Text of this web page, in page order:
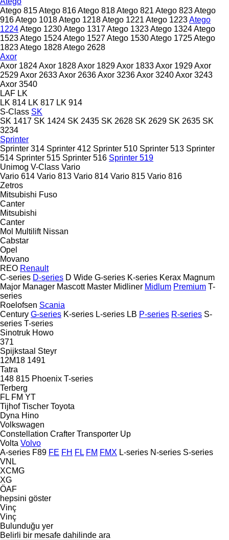
Atego 815Atego 816Atego 818Atego 821 Atego 823Atego
916Atego 1018Atego 1218Atego 1221 Atego 1223Atego
1224Atego 1230Atego 1317Atego 1323Atego 1324Atego
1523Atego 1524Atego 1527Atego 1530Atego 1725Atego
1823Atego 1828Atego 2628
Axor
Axor 1824Axor 1828Axor 1829Axor 1833Axor 1929Axor
2529Axor 2633Axor 2636Axor 3236Axor 3240Axor 3243
Axor 3540
LAF LK
LK 814 LK 817 LK 914
S-Class SK
SK 1417 SK 1424 SK 2435 SK 2628 SK 2629 SK 2635 SK
3234
Sprinter
Sprinter 314 Sprinter 412 Sprinter 510 Sprinter 513 Sprinter
514 Sprinter 515 Sprinter 516 Sprinter 519
Unimog V-Class Vario
Vario 614 Vario 813 Vario 814 Vario 815 Vario 816
Zetros
Mitsubishi Fuso
Canter
Mitsubishi
Canter
Mol Multilift Nissan
Cabstar
Opel
Movano
REO Renault
C-series D-series D Wide G-series K-series Kerax Magnum
Major Manager Mascott Master Midliner Midlum Premium T-
series
Roelofsen Scania
Century G-series K-series L-series LB P-series R-series S-
series T-series
Sinotruk Howo
371
Spijkstaal Steyr
12M18 1491
Tatra
148 815 Phoenix T-series
Terberg
FL FM YT
Tijhof Tischer Toyota
Dyna Hino
Volkswagen
Constellation Crafter Transporter Up
Volta Volvo
A-series F89 FE FH FL FM FMX L-series N-series S-series
VNL
XCMG
XG
ÖAF
hepsini göster
Vinç
Vinç
Bulunduğu yer
Belirli bir mesafe dahilinde ara